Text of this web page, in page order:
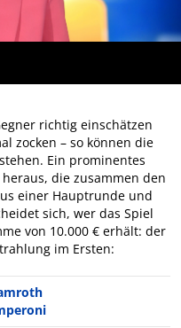
richtig einschätzen
zocken – so können die
Ein prominentes
die zusammen den
einer Hauptrunde und
sich, wer das Spiel
von 10.000 € erhält: der
im Ersten: